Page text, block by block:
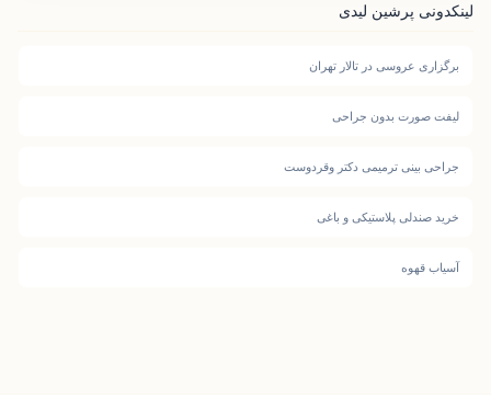
لینکدونی پرشین لیدی
برگزاری عروسی در تالار تهران
لیفت صورت بدون جراحی
جراحی بینی ترمیمی دکتر وقردوست
خرید صندلی پلاستیکی و باغی
آسیاب قهوه